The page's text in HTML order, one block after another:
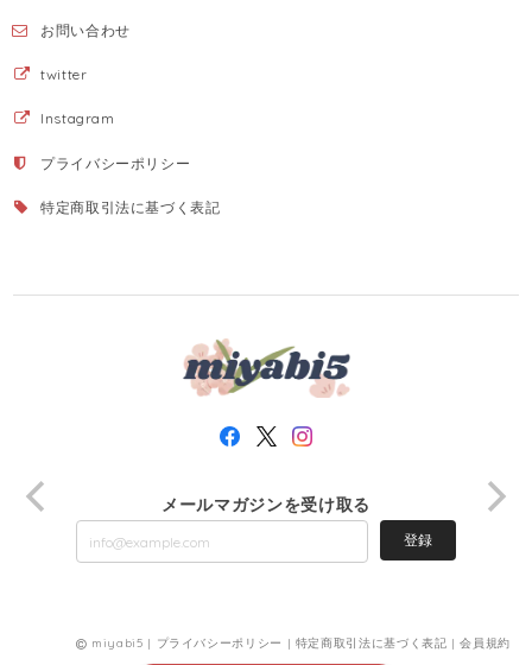
お問い合わせ
twitter
Instagram
プライバシーポリシー
特定商取引法に基づく表記
メールマガジンを受け取る
登録
miyabi5 | プライバシーポリシー | 特定商取引法に基づく表記 |会員規約